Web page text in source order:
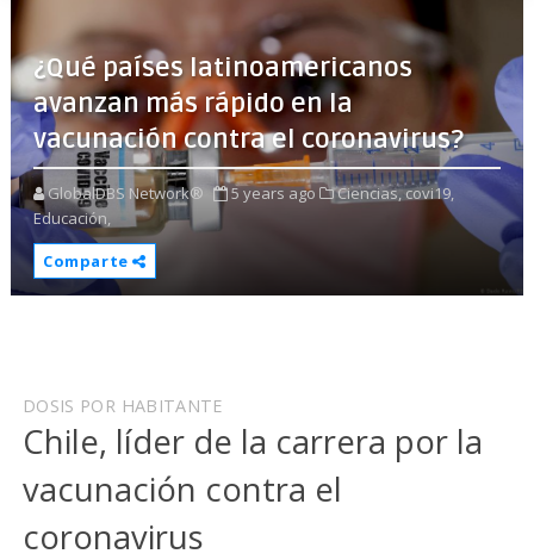
¿Qué países latinoamericanos
avanzan más rápido en la
vacunación contra el coronavirus?
GlobalDBS Network® 5 years ago Ciencias,covi19,
Educación,
Comparte
DOSIS POR HABITANTE
Chile, líder de la carrera por la
vacunación contra el
coronavirus